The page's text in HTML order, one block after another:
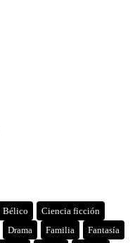
Bélico
Ciencia ficción
Drama Familia
Fantasía